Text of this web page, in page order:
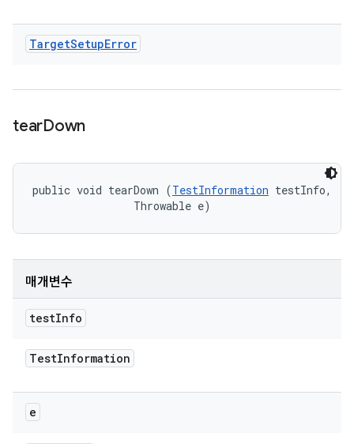
TargetSetupError
tearDown
public void tearDown (TestInformation testInfo,
                Throwable e)
매개변수
testInfo
TestInformation
e